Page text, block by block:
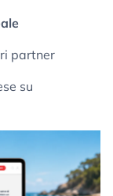
partner
su